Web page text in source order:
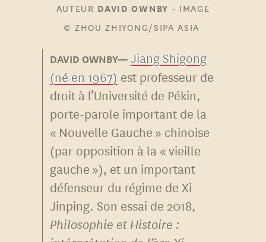
AUTEUR DAVID OWNBY • IMAGE
© ZHOU ZHIYONG/SIPA ASIA
Jiang Shigong
(né en 1967) est professeur de
droit à l’Université de Pékin,
porte-parole important de la
« Nouvelle Gauche » chinoise
(par opposition à la « vieille
gauche »), et un important
défenseur du régime de Xi
Jinping. Son essai de 2018,
Philosophie et Histoire :